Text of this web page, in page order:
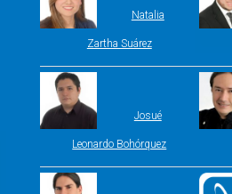
Natalia
Zartha Suárez
Josué
Leonardo Bohórquez